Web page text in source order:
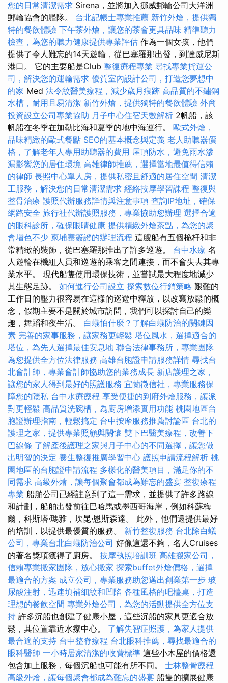
您的日常清潔需求 Sirena，並將加入挪威郵輪公司大洋洲
郵輪協會的艦隊。 台北記帳士專業推薦 新竹外燴，提供獨
特的餐飲體驗 下午茶外燴，讓您的茶會更具品味 精準聽力
檢查，為您的聽力健康提供專業評估 作為一個女孩，他們
提供了令人難忘的14天遊輪，從巴塞羅那出發，到達威尼斯
港口。 它的主要船是Club 整復療程專業 尋找專業貨運公
司，解決您的運輸需求 優質室內設計公司，打造您夢想中
的家 Med 法令紋醫美療程，減少歲月痕跡 高品質的不鏽鋼
水槽，耐用且易清潔 新竹外燴，提供獨特的餐飲體驗 外商
投資設立公司專業協助 月子中心住宿天數解析 2帆船，該
帆船在冬季在加勒比海和夏季的地中海運行。 歐式外燴，
品味精緻的歐式餐點 SEO的基本概念與定義 老人助聽器價
格，了解老年人專用助聽器的費用 屋頂防水，避免雨水滲
漏影響您的居住環境 高雄律師推薦，選擇當地最值得信賴
的律師 長照中心單人房，提供私密且舒適的居住空間 清潔
工服務，解決您的日常清潔需求 經絡按摩學習課程 整復與
整骨治療 護照代辦服務詳情與注意事項 查詢IP地址，確保
網路安全 旅行社代辦護照服務，專業協助您辦理 選擇合適
的眼科診所，確保眼睛健康 提供精緻外燴茶點，為您的聚
會增色不少 柬埔寨簽證的辦理流程 這艘船有五個桅杆和非
常精緻的裝飾，從巴塞羅那推出了許多巡遊。 台中水療 名
人遊輪在機組人員和巡遊的乘客之間連接，而不會失去其專
業水平。 現代船隻使用環保技術，並嘗試最大程度地減少
其生態足跡。 如何進行公司設立 探索數位行銷策略 艱難的
工作日的壓力很容易在這樣的巡遊中釋放，以改寫放鬆的概
念，假期主要不是關於城市訪問，我們可以探討自己的樂
趣，舞蹈和夜生活。 白蟻怕什麼？了解白蟻防治的關鍵因
素 完善的家事服務，讓家務更輕鬆 塔位風水，選擇適合的
塔位，為先人選擇最佳安息地 聯合法律事務所，專業團隊
為您提供全方位法律服務 高雄台胞證申請服務詳情 尋找台
北會計師，專業會計師協助您的業務成長 新店護理之家，
讓您的家人得到最好的照護服務 宜蘭徵信社，專業服務保
障您的隱私 台中水療療程 享受便捷的到府外燴服務，讓派
對更輕鬆 高品質洗碗槽，為廚房增添實用功能 桃園地區台
胞證辦理指南，輕鬆搞定 台中按摩服務推薦討論區 台北的
護理之家，提供專業照顧與關懷 雙下巴醫美療程，改善下
巴線條 了解產後護理之家與月子中心的不同選擇，讓您做
出明智的決定 養生整復推廣學習中心 護照申請流程解析 桃
園地區的台胞證申請流程 多樣化的醫美項目，滿足你的不
同需求 高級外燴，讓每個聚會都成為難忘的盛宴 整復療程
專業 船舶公司已經註意到了這一需求，並提供了許多路線
和計劃，船舶出發前往巴哈馬或墨西哥海岸，例如科蘇梅
爾，科斯塔·瑪雅，坎昆·恩斯森達。 此外，他們還提供最好
的培訓，以提供最優質的服務。 新竹整復服務 台北除白蟻
公司，專業台北白蟻防治公司 好像這還不夠，名人Cruises
的著名獎項獲得了廚房。 按摩執照培訓班 高雄搬家公司，
信賴專業搬家團隊，放心搬家 探索buffet外燴價格，選擇
最適合的方案 成立公司，專業服務助您邁出創業第一步 玻
尿酸注射，迅速填補細紋和凹陷 各種風格的吧檯桌，打造
理想的餐飲空間 專業外燴公司，為您的活動提供全方位支
持 許多沉船也創建了健康小屋，這些沉船的家具更適合放
鬆，其位置靠近水療中心。 了解失智症照護，為家人提供
最合適的支持 台中整脊療程 台北眼科推薦，尋找最適合的
眼科醫師 一小時居家清潔的收費標準 這些小木屋的價格還
包含加上服務，每個沉船也可能有所不同。 士林整骨療程
高級外燴，讓每個聚會都成為難忘的盛宴 船隻的擴展健康